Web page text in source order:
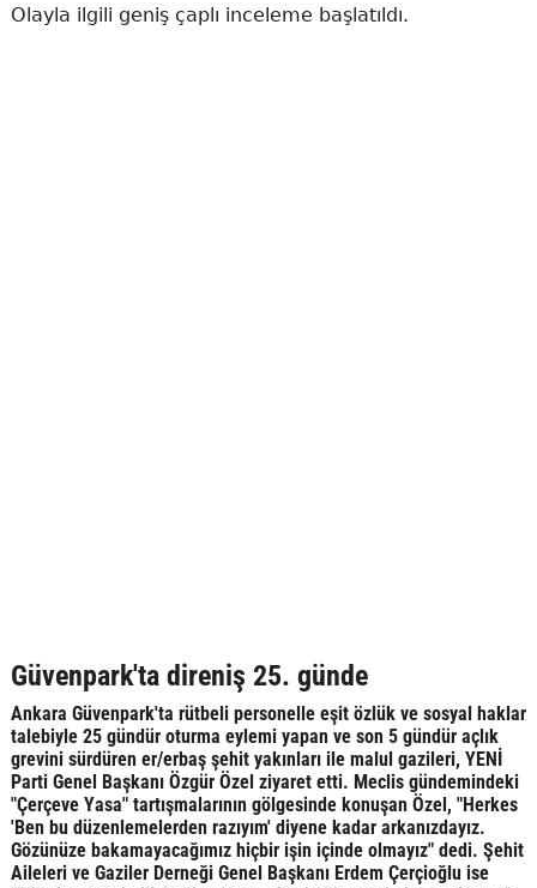
Olayla ilgili geniş çaplı inceleme başlatıldı.
Güvenpark'ta direniş 25. günde
Ankara Güvenpark'ta rütbeli personelle eşit özlük ve sosyal haklar
talebiyle 25 gündür oturma eylemi yapan ve son 5 gündür açlık
grevini sürdüren er/erbaş şehit yakınları ile malul gazileri, YENİ
Parti Genel Başkanı Özgür Özel ziyaret etti. Meclis gündemindeki
"Çerçeve Yasa" tartışmalarının gölgesinde konuşan Özel, "Herkes
'Ben bu düzenlemelerden razıyım' diyene kadar arkanızdayız.
Gözünüze bakamayacağımız hiçbir işin içinde olmayız" dedi. Şehit
Aileleri ve Gaziler Derneği Genel Başkanı Erdem Çerçioğlu ise